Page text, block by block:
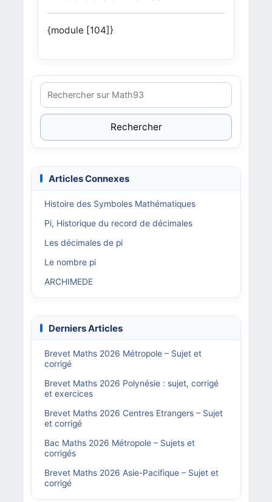
{module [104]}
Rechercher
Articles Connexes
Histoire des Symboles Mathématiques
Pi, Historique du record de décimales
Les décimales de pi
Le nombre pi
ARCHIMEDE
Derniers Articles
Brevet Maths 2026 Métropole – Sujet et
corrigé
Brevet Maths 2026 Polynésie : sujet, corrigé
et exercices
Brevet Maths 2026 Centres Etrangers – Sujet
et corrigé
Bac Maths 2026 Métropole – Sujets et
corrigés
Brevet Maths 2026 Asie-Pacifique – Sujet et
corrigé